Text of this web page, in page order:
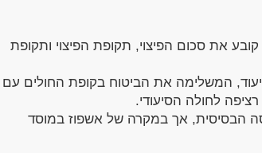
את סכום הפיצוי, תקופת הפיצוי ותקופת
המשלימה את הביטוח בקופת החולים עם
לחולה הסיעודי.
הבסיסית, אך במקרה של אשפוז במוסד